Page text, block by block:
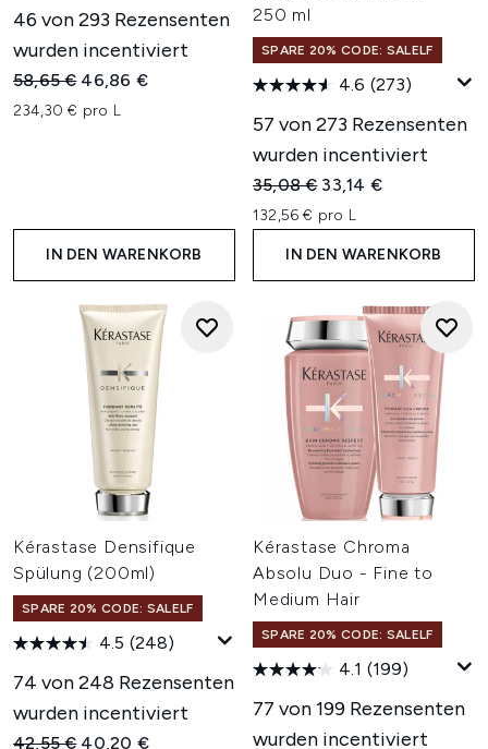
46 von 293 Rezensenten
wurden incentiviert
Unverbindliche Preisempfehlung:
58,65 € Aktueller Preis:
46,86 €
234,30 € pro L
IN DEN WARENKORB
250 ml
SPARE 20% CODE: SALELF
4.6 (273)
57 von 273 Rezensenten
wurden incentiviert
Unverbindliche
35,08 € Aktueller Preis:
33,14 €
132,56 € pro L
IN DEN WARENKORB
Kérastase Densifique
Spülung (200ml)
SPARE 20% CODE: SALELF
4.5 (248)
74 von 248 Rezensenten
wurden incentiviert
Unverbindliche Preisempfehlung:
42,55 € Aktueller Preis:
40,20 €
Kérastase Chroma
Absolu Duo - Fine to
Medium Hair
SPARE 20% CODE: SALELF
4.1 (199)
77 von 199 Rezensenten
wurden incentiviert